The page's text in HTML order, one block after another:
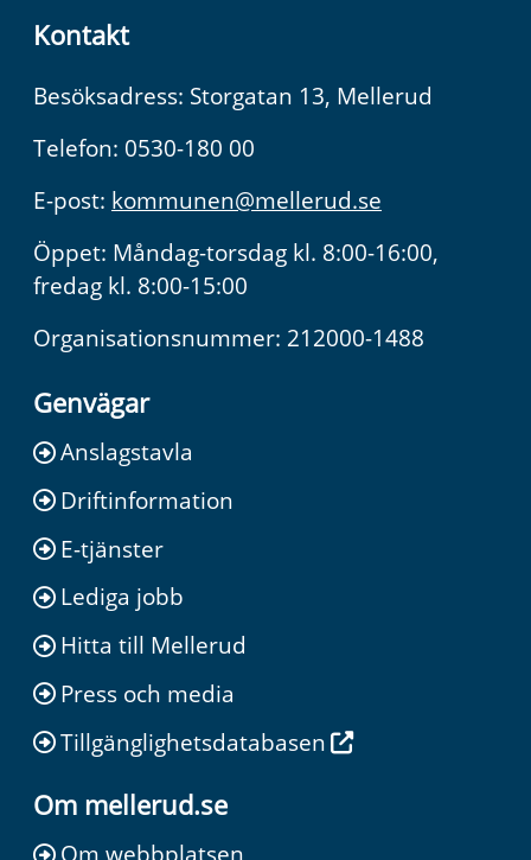
Kontakt
Besöksadress: Storgatan 13, Mellerud
Telefon: 0530-180 00
E-post: kommunen@mellerud.se
Öppet: Måndag-torsdag kl. 8:00-16:00,
fredag kl. 8:00-15:00
Organisationsnummer: 212000-1488
Genvägar
Anslagstavla
Driftinformation
E-tjänster
Lediga jobb
Hitta till Mellerud
Press och media
Tillgänglighetsdatabasen
Om mellerud.se